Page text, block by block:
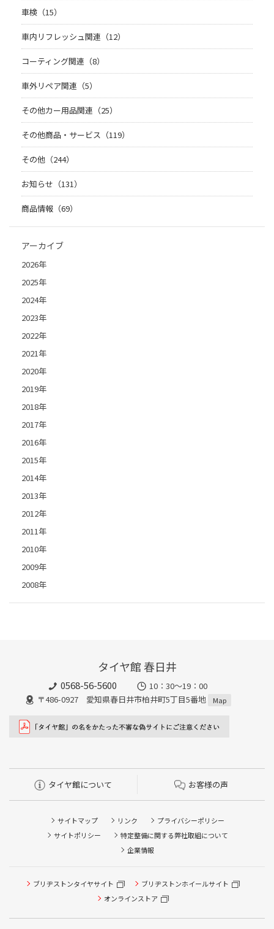
車検（15）
車内リフレッシュ関連（12）
コーティング関連（8）
車外リペア関連（5）
その他カー用品関連（25）
その他商品・サービス（119）
その他（244）
お知らせ（131）
商品情報（69）
アーカイブ
2026年
2025年
2024年
2023年
2022年
2021年
2020年
2019年
2018年
2017年
2016年
2015年
2014年
2013年
2012年
2011年
2010年
2009年
2008年
タイヤ館 春日井
0568-56-5600
10：30～19：00
〒486-0927 愛知県春日井市柏井町5丁目5番地
Map
タイヤ館について お客様の声
サイトマップ リンク
プライバシーポリシー
サイトポリシー
特定整備に関する弊社取組について
企業情報
ブリヂストンタイヤサイト
ブリヂストンホイールサイト
オンラインストア
タイヤ点検・安全点検/タイヤ履き替え/オイル交換/その他
ピット作業の予約